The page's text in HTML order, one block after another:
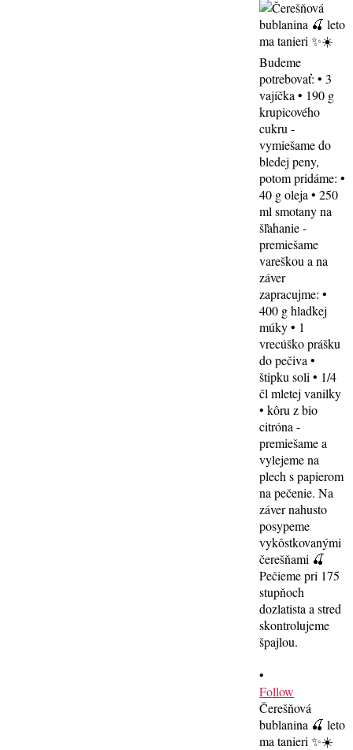
•
Follow
Čerešňová
bublanina 🍒 leto
ma tanieri ✨☀️